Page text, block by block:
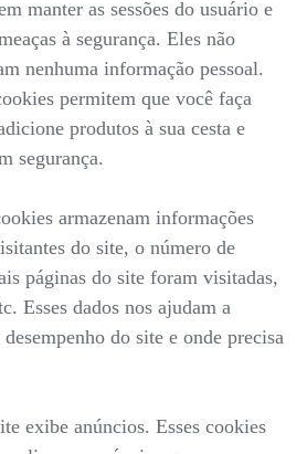
manter as sessões do usuário e
à segurança. Eles não
nenhuma informação pessoal.
permitem que você faça
produtos à sua cesta e
segurança.
armazenam informações
do site, o número de
páginas do site foram visitadas,
Esses dados nos ajudam a
do site e onde precisa
exibe anúncios. Esses cookies